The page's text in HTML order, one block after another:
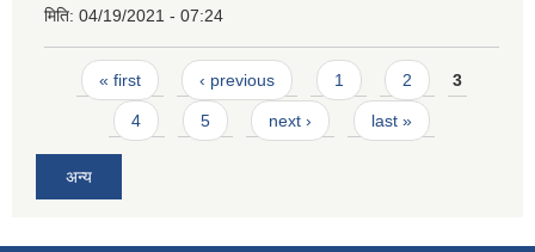
मिति: 04/19/2021 - 07:24
Pages
« first ‹ previous 1 2 3
4 5 next › last »
अन्य